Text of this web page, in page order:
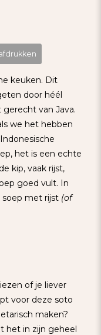
keuken. Dit
door héél
van Java.
we het hebben
het is een echte
kip, vaak rijst,
goed vult. In
soep met rijst (of
of je liever
voor deze soto
maken?
het in zijn geheel